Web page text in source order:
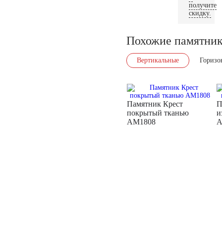
получите
скидку.
Похожие
Вертикальные
Памятник Крест
покрытый тканью
AM1808